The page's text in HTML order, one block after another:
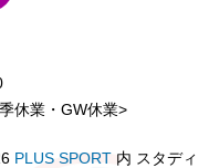
休業・GW休業>
PLUS SPORT 内 スタディ